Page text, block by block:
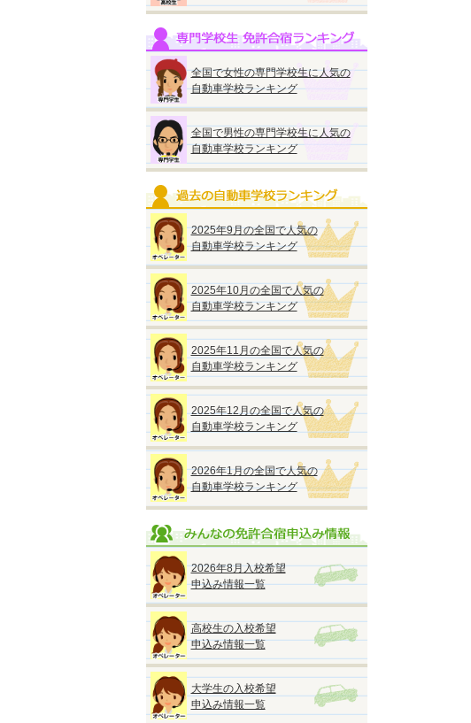
全国で女性の専門学校生に人気の
自動車学校ランキング
全国で男性の専門学校生に人気の
自動車学校ランキング
2025年9月の全国で人気の
自動車学校ランキング
2025年10月の全国で人気の
自動車学校ランキング
2025年11月の全国で人気の
自動車学校ランキング
2025年12月の全国で人気の
自動車学校ランキング
2026年1月の全国で人気の
自動車学校ランキング
2026年8月入校希望
申込み情報一覧
高校生の入校希望
申込み情報一覧
大学生の入校希望
申込み情報一覧